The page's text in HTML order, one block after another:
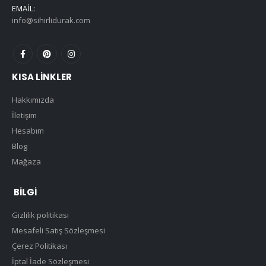
EMAIL:
info@sihirlidurak.com
KISA LINKLER
Hakkımızda
İletişim
Hesabım
Blog
Mağaza
BILGI
Gizlilik politikası
Mesafeli Satış Sözleşmesi
Çerez Politikası
İptal İade Sözleşmesi